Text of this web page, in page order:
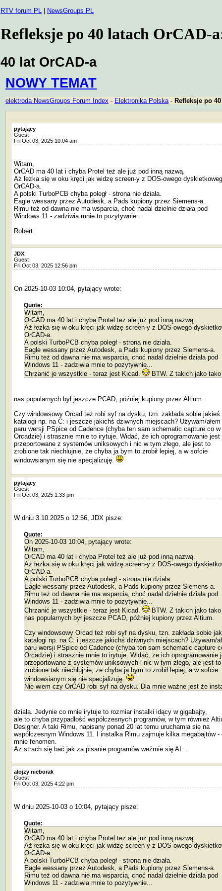
RTV forum PL NewsGroups PL
Refleksje po 40 latach OrCAD-
40 lat OrCAD-a
NOWY TEMAT
elektroda NewsGroups Forum Index - Elektronika Polska- Refleksje po
pytający
Guest
Fri Oct 03, 2025 10:04 am
Witam,
OrCAD ma 40 lat i chyba Protel też ale już pod inną nazwą.
Aż łezka się w oku kręci jak widzę screen-y z DOS-owego
OrCAD-a.
A polski TurboPCB chyba poległ - strona nie działa.
Eagle wessany przez Autodesk, a Pads kupiony przez Siemens-a.
Rimu też od dawna nie ma wsparcia, choć nadal dzielnie działa pod
Windows 11 - zadziwia mnie to pozytywnie...
Robert
JDX
Guest
Fri Oct 03, 2025 12:56 pm
On 2025-10-03 10:04, pytający wrote:
Quote:
Witam,
OrCAD ma 40 lat i chyba Protel też ale już pod inną nazwą.
Aż łezka się w oku kręci jak widzę screen-y z DOS-owego
OrCAD-a.
A polski TurboPCB chyba poległ - strona nie działa.
Eagle wessany przez Autodesk, a Pads kupiony przez Siemens-a.
Rimu też od dawna nie ma wsparcia, choć nadal dzielnie działa pod
Windows 11 - zadziwia mnie to pozytywnie...
Chrzanić je wszystkie - teraz jest Kicad.
BTW. Z takich jako
nas popularnych był jeszcze PCAD, później kupiony przez Altium.
Czy windowsowy Orcad też robi syf na dysku, tzn. zakłada sobie jakieś
katalogi np. na C: i jeszcze jakichś dziwnych miejscach? Używam/ałem
paru wersji PSpice od Cadence (chyba ten sam schematic capture co w
Orcadzie) i strasznie mnie to irytuje. Widać, że ich oprogramowanie jest
przeportowane z systemów uniksowych i nic w tym złego, ale jest to
zrobione tak niechlujnie, że chyba ja bym to zrobił lepiej, a w sofcie
windowsianym się nie specjalizuję.
pytający
Guest
Fri Oct 03, 2025 1:33 pm
W dniu 3.10.2025 o 12:56, JDX pisze:
Quote:
On 2025-10-03 10:04, pytający wrote:
Witam,
OrCAD ma 40 lat i chyba Protel też ale już pod inną nazwą.
Aż łezka się w oku kręci jak widzę screen-y z DOS-owego
OrCAD-a.
A polski TurboPCB chyba poległ - strona nie działa.
Eagle wessany przez Autodesk, a Pads kupiony przez Siemens-a.
Rimu też od dawna nie ma wsparcia, choć nadal dzielnie działa pod
Windows 11 - zadziwia mnie to pozytywnie...
Chrzanić je wszystkie - teraz jest Kicad.
BTW. Z takich jako
nas popularnych był jeszcze PCAD, później kupiony przez Altium.
Czy windowsowy Orcad też robi syf na dysku, tzn. zakłada sobie
katalogi np. na C: i jeszcze jakichś dziwnych miejscach? Używam/
paru wersji PSpice od Cadence (chyba ten sam schematic capture
Orcadzie) i strasznie mnie to irytuje. Widać, że ich oprogramowanie
przeportowane z systemów uniksowych i nic w tym złego, ale jest to
zrobione tak niechlujnie, że chyba ja bym to zrobił lepiej, a w sofcie
windowsianym się nie specjalizuję.
Nie wiem czy OrCAD robi syf na dysku. Dla mnie ważne jest że
działa. Jedynie co mnie irytuje to rozmiar instalki idący w gigabajty,
ale to chyba przypadłość współczesnych programów, w tym również
Designer. A taki Rimu, napisany ponad 20 lat temu uruchamia się na
współczesnym Windows 11. I instalka Rimu zajmuje kilka megabajtów -
mnie fenomen.
Aż strach się bać jak za pisanie programów weźmie się AI...
alojzy nieborak
Guest
Fri Oct 03, 2025 4:22 pm
W dniu 2025-10-03 o 10:04, pytający pisze:
Quote:
Witam,
OrCAD ma 40 lat i chyba Protel też ale już pod inną nazwą.
Aż łezka się w oku kręci jak widzę screen-y z DOS-owego
OrCAD-a.
A polski TurboPCB chyba poległ - strona nie działa.
Eagle wessany przez Autodesk, a Pads kupiony przez Siemens-a.
Rimu też od dawna nie ma wsparcia, choć nadal dzielnie działa pod
Windows 11 - zadziwia mnie to pozytywnie...